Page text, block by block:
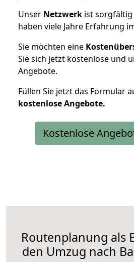
Unser Netzwerk ist
haben viele Jahre Erfahrung
Sie möchten eine
Sie sich jetzt kostenlose und
Angebote.
Füllen Sie jetzt das Formular
kostenloseAngebote.
Kostenlose
Routenplanung als
den Umzug nach